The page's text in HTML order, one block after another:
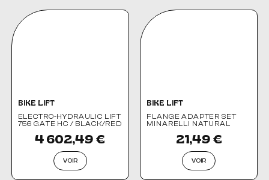
BIKE LIFT
ELECTRO-HYDRAULIC LIFT
756 GATE HC / BLACK/RED
4 602,49 €
VOIR
BIKE LIFT
FLANGE ADAPTER SET
MINARELLI NATURAL
21,49 €
VOIR